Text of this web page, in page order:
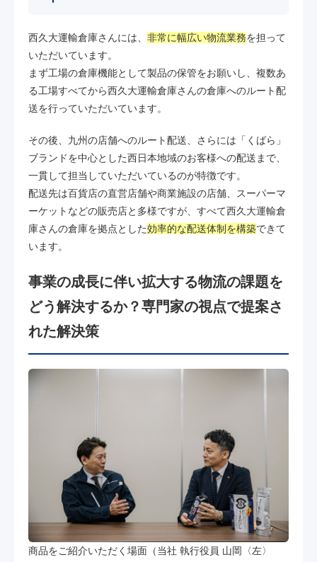
西久大運輸倉庫さんには、 非常に幅広い物流業務を担って
いただいています。
まず工場の倉庫機能として製品の保管をお願いし、複数あ
る工場すべてから西久大運輸倉庫さんの倉庫へのルート配
送を行っていただいています。
その後、九州の店舗へのルート配送、さらには「くばら」
ブランドを中心とした西日本地域のお客様への配送まで、
一貫して担当していただいているのが特徴です。
配送先は百貨店の直営店舗や商業施設の店舗、スーパーマ
ーケットなどの販売店と多様ですが、すべて西久大運輸倉
庫さんの倉庫を拠点とした効率的な配送体制を構築できて
います。
事業の成長に伴い拡大する物流の課題を
どう解決するか？専門家の視点で提案さ
れた解決策
商品をご紹介いただく場面（当社 執行役員 山岡〈左〉